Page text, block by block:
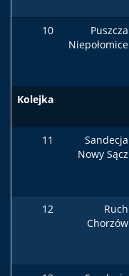
10
Puszcza
Niepołomice
Kolejka
11
Sandecja
Nowy Sącz
12
Ruch
Chorzów